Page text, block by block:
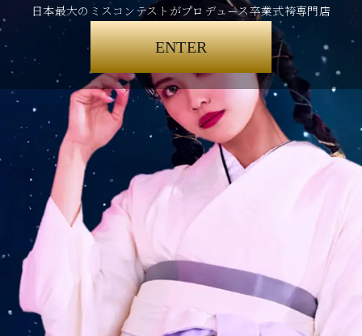
日本最大のミスコンテストがプロデュース卒業式袴専門店
ENTER